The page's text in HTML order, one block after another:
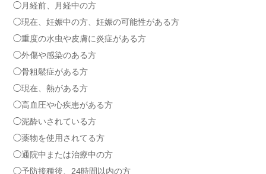
◯月経前、月経中の方
◯現在、妊娠中の方、妊娠の可能性がある方
◯重度の水虫や皮膚に炎症がある方
◯外傷や感染のある方
◯骨粗鬆症がある方
◯現在、熱がある方
◯高血圧や心疾患がある方
◯泥酔いされている方
◯薬物を使用されてる方
◯通院中または治療中の方
◯予防接種後、24時間以内の方